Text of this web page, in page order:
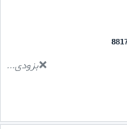
بزودی...